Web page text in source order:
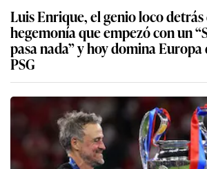
Luis Enrique, el genio loco detrás
hegemonía que empezó con un
pasa nada” y hoy domina Europa
PSG